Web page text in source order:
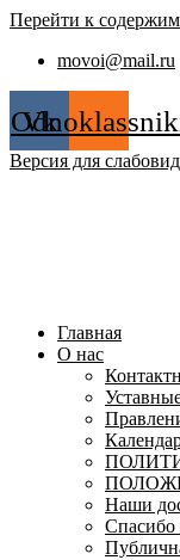
Перейти к
movoi@mail.ru
Vk
Версия для
Главная
О нас
Наши
Спасибо